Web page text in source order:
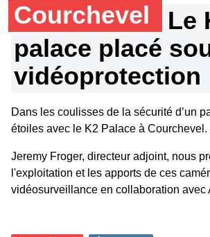
Courchevel
Le
palace placé
vidéoprotection
Dans les coulisses de la sécurité d’un
étoiles avec le K2 Palace à Courchevel.
Jeremy Froger, directeur adjoint, nous
l'exploitation et les apports de ces
vidéosurveillance en collaboration avec